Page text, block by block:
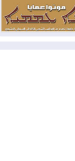
تحذران بغداد:
سيواجه برد